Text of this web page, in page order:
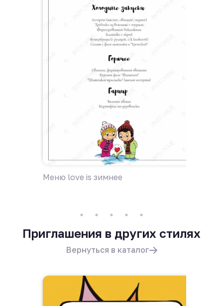
Меню love is зимнее
Приглашения в других стилях
Вернуться в каталог